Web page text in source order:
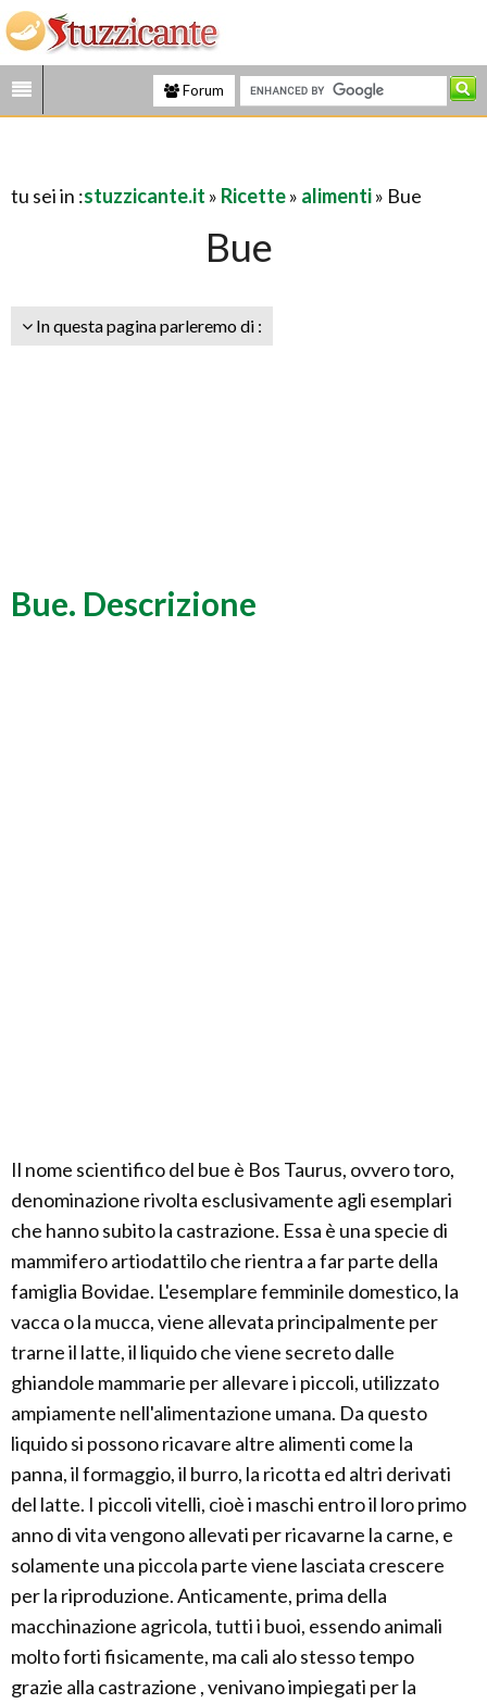
Forum
tu sei in :stuzzicante.it » Ricette» alimenti» Bue
Bue
In questa pagina parleremo di :
Bue. Descrizione
Il nome scientifico del bue è Bos Taurus, ovvero toro,
denominazione rivolta esclusivamente agli esemplari
che hanno subito la castrazione. Essa è una specie di
mammifero artiodattilo che rientra a far parte della
famiglia Bovidae. L'esemplare femminile domestico, la
vacca o la mucca, viene allevata principalmente per
trarne il latte, il liquido che viene secreto dalle
ghiandole mammarie per allevare i piccoli, utilizzato
ampiamente nell'alimentazione umana. Da questo
liquido si possono ricavare altre alimenti come la
panna, il formaggio, il burro, la ricotta ed altri derivati
del latte. I piccoli vitelli, cioè i maschi entro il loro primo
anno di vita vengono allevati per ricavarne la carne, e
solamente una piccola parte viene lasciata crescere
per la riproduzione. Anticamente, prima della
macchinazione agricola, tutti i buoi, essendo animali
molto forti fisicamente, ma cali alo stesso tempo
grazie alla castrazione , venivano impiegati per la